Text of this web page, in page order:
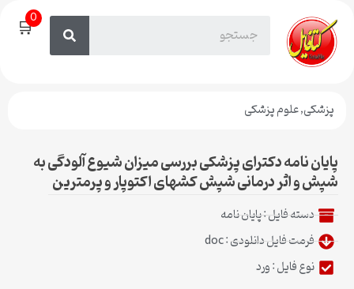
🛒0
پزشکی,علوم پزشکی
پایان نامه دکترای پزشکی بررسی میزان شیوع آلودگی به
شپش و اثر درمانی شپش کشهای اکتوپار و پرمترین
دسته فایل :پایان نامه
فرمت فایل دانلودی : doc
نوع فایل : ورد